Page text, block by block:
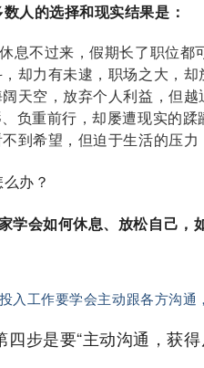
人的选择和现实结果是：
息不过来，假期长了职位都
却力有未逮，职场之大，
天空，放弃个人利益，但
负重前行，却屡遭现实的
到希望，但迫于生活的压
办？
学会如何休息、放松自己
入工作要学会主动跟各方沟通
步是要“主动沟通，获